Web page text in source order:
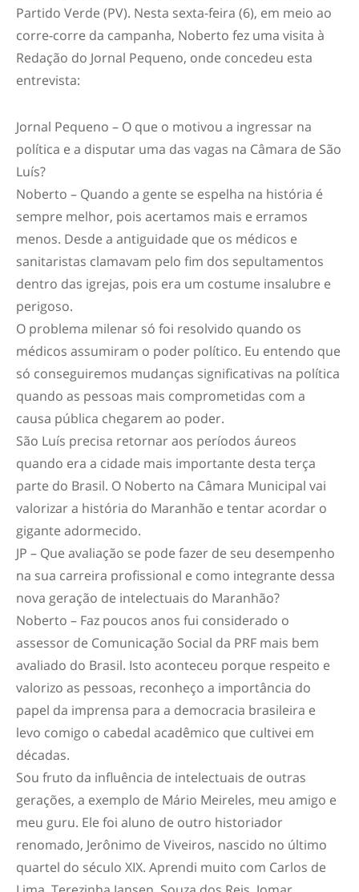
Partido Verde (PV). Nesta sexta-feira (6), em meio ao
corre-corre da campanha, Noberto fez uma visita à
Redação do Jornal Pequeno, onde concedeu esta
entrevista:
Jornal Pequeno – O que o motivou a ingressar na
política e a disputar uma das vagas na Câmara de São
Luís?
Noberto – Quando a gente se espelha na história é
sempre melhor, pois acertamos mais e erramos
menos. Desde a antiguidade que os médicos e
sanitaristas clamavam pelo fim dos sepultamentos
dentro das igrejas, pois era um costume insalubre e
perigoso.
O problema milenar só foi resolvido quando os
médicos assumiram o poder político. Eu entendo que
só conseguiremos mudanças significativas na política
quando as pessoas mais comprometidas com a
causa pública chegarem ao poder.
São Luís precisa retornar aos períodos áureos
quando era a cidade mais importante desta terça
parte do Brasil. O Noberto na Câmara Municipal vai
valorizar a história do Maranhão e tentar acordar o
gigante adormecido.
JP – Que avaliação se pode fazer de seu desempenho
na sua carreira profissional e como integrante dessa
nova geração de intelectuais do Maranhão?
Noberto – Faz poucos anos fui considerado o
assessor de Comunicação Social da PRF mais bem
avaliado do Brasil. Isto aconteceu porque respeito e
valorizo as pessoas, reconheço a importância do
papel da imprensa para a democracia brasileira e
levo comigo o cabedal acadêmico que cultivei em
décadas.
Sou fruto da influência de intelectuais de outras
gerações, a exemplo de Mário Meireles, meu amigo e
meu guru. Ele foi aluno de outro historiador
renomado, Jerônimo de Viveiros, nascido no último
quartel do século XIX. Aprendi muito com Carlos de